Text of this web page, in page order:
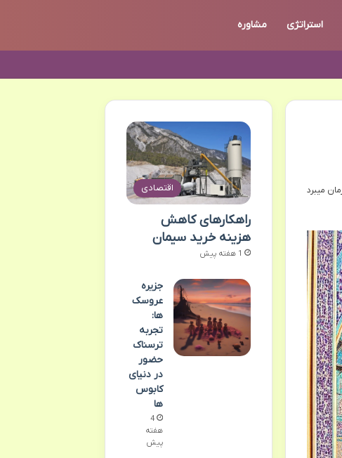
استراتژی مشاوره
اقتصادی
راهکارهای کاهش
هزینه خرید سیمان
1 هفته پیش
جزیره
عروسک
ها:
تجربه
ترسناک
حضور
در دنیای
کابوس
ها
4
هفته
پیش